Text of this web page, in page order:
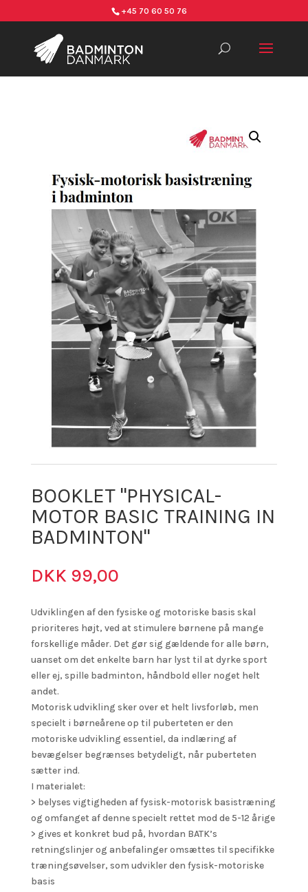
+45 70 60 50 76
BOOKLET "PHYSICAL-
MOTOR BASIC TRAINING IN
BADMINTON"
DKK 99,00
Udviklingen af den fysiske og motoriske basis skal
prioriteres højt, ved at stimulere børnene på mange
forskellige måder. Det gør sig gældende for alle børn,
uanset om det enkelte barn har lyst til at dyrke sport
eller ej, spille badminton, håndbold eller noget helt
andet.
Motorisk udvikling sker over et helt livsforløb, men
specielt i børneårene op til puberteten er den
motoriske udvikling essentiel, da indlæring af
bevægelser begrænses betydeligt, når puberteten
sætter ind.
I materialet:
> belyses vigtigheden af fysisk-motorisk basistræning
og omfanget af denne specielt rettet mod de 5-12 årige
> gives et konkret bud på, hvordan BATK’s
retningslinjer og anbefalinger omsættes til specifikke
træningsøvelser, som udvikler den fysisk-motoriske
basis